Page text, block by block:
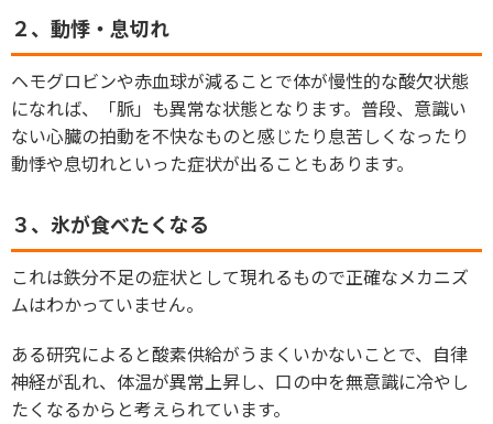
２、動悸・息切れ
ヘモグロビンや赤血球が減ることで体が慢性的な酸欠状態
になれば、「脈」も異常な状態となります。普段、意識い
ない心臓の拍動を不快なものと感じたり息苦しくなったり
動悸や息切れといった症状が出ることもあります。
３、氷が食べたくなる
これは鉄分不足の症状として現れるもので正確なメカニズ
ムはわかっていません。
ある研究によると酸素供給がうまくいかないことで、自律
神経が乱れ、体温が異常上昇し、口の中を無意識に冷やし
たくなるからと考えられています。